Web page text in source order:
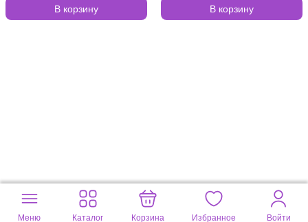
В корзину В корзину
Меню Каталог Корзина Избранное Войти